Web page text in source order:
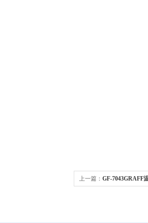
上一篇： GF-7043GRAFF